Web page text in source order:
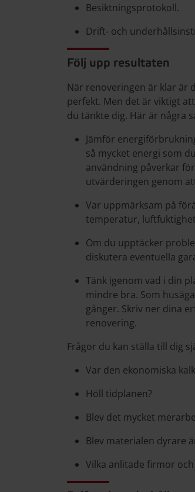
Besiktningsprotokoll.
Drift- och
Följ upp resultaten
När renoveringen är klar är
perfekt. Men det är viktigt
du tänkte dig. Här är några
Jämför
så mycket energi som
användning påverkar
utvärderingen genom
Var uppmärksam på
temperatur,
Om du upptäcker
diskutera eventuella
Tänk igenom vad i din
mindre bra. Som
gånger. Skriv ner dina
renovering.
Frågor du kan ställa till dig
Var den ekonomiska
Höll tidplanen?
Blev det mycket
Blev materialen dyrare
Vilka anlitade firmor